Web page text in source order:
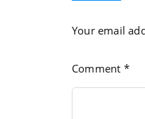
Your email
Comment *